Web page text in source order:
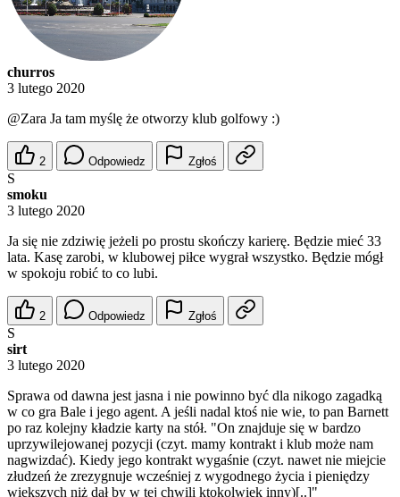
churros
3 lutego 2020
@Zara Ja tam myślę że otworzy klub golfowy :)
2 Odpowiedz Zgłoś
S
smoku
3 lutego 2020
Ja się nie zdziwię jeżeli po prostu skończy karierę. Będzie mieć 33
lata. Kasę zarobi, w klubowej piłce wygrał wszystko. Będzie mógł
w spokoju robić to co lubi.
2 Odpowiedz Zgłoś
S
sirt
3 lutego 2020
Sprawa od dawna jest jasna i nie powinno być dla nikogo zagadką
w co gra Bale i jego agent. A jeśli nadal ktoś nie wie, to pan Barnett
po raz kolejny kładzie karty na stół. "On znajduje się w bardzo
uprzywilejowanej pozycji (czyt. mamy kontrakt i klub może nam
nagwizdać). Kiedy jego kontrakt wygaśnie (czyt. nawet nie miejcie
złudzeń że zrezygnuje wcześniej z wygodnego życia i pieniędzy
większych niż dał by w tej chwili ktokolwiek inny)[..]"